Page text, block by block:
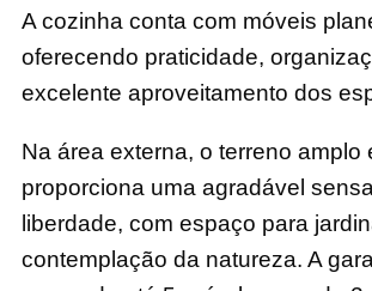
A cozinha conta com móveis
oferecendo praticidade,
excelente aproveitamento dos
Na área externa, o terreno amplo
proporciona uma agradável
liberdade, com espaço para
contemplação da natureza. A